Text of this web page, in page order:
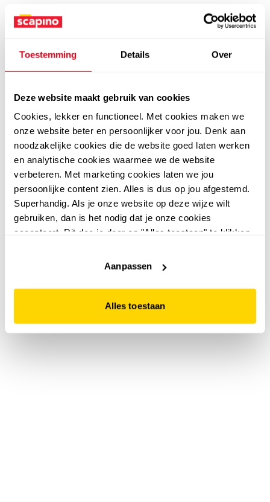
Toestemming Details Over
Deze website maakt gebruik van cookies
Cookies, lekker en functioneel. Met cookies maken we
onze website beter en persoonlijker voor jou. Denk aan
noodzakelijke cookies die de website goed laten werken
en analytische cookies waarmee we de website
verbeteren. Met marketing cookies laten we jou
persoonlijke content zien. Alles is dus op jou afgestemd.
Superhandig. Als je onze website op deze wijze wilt
gebruiken, dan is het nodig dat je onze cookies
accepteert. Dit doe je door op "Alles toestaan" te klikken.
website niet optimaal functioneert.
Aanpassen
Alles toestaan